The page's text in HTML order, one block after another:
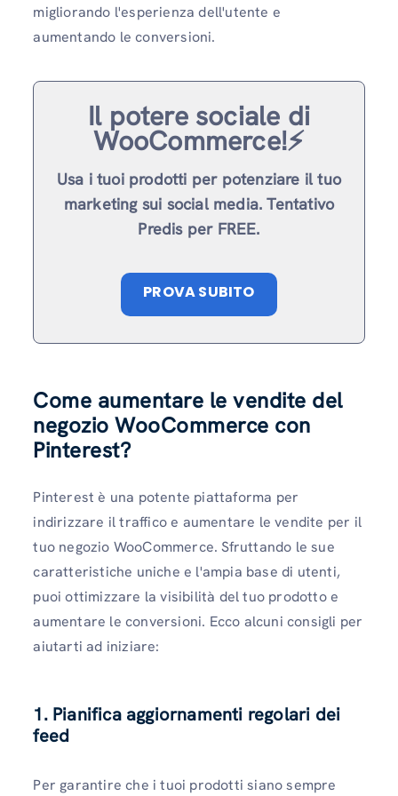
migliorando l'esperienza dell'utente e
aumentando le conversioni.
Il potere sociale di
WooCommerce!⚡️
Usa i tuoi prodotti per potenziare il tuo
marketing sui social media. Tentativo
Predis per FREE.
PROVA SUBITO
Come aumentare le vendite del
negozio WooCommerce con
Pinterest?
Pinterest è una potente piattaforma per
indirizzare il traffico e aumentare le vendite per il
tuo negozio WooCommerce. Sfruttando le sue
caratteristiche uniche e l'ampia base di utenti,
puoi ottimizzare la visibilità del tuo prodotto e
aumentare le conversioni. Ecco alcuni consigli per
aiutarti ad iniziare:
1. Pianifica aggiornamenti regolari dei
feed
Per garantire che i tuoi prodotti siano sempre